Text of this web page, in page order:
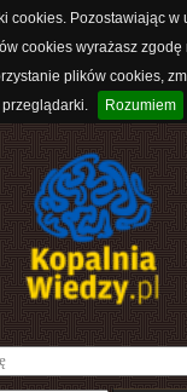
cookies. Pozostawiając
cookies wyrażasz
plików cookies,
przeglądarki.
Rozumiem